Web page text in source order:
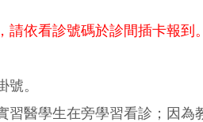
依看診號碼於診間插卡報到。
。
醫學生在旁學習看診；因為